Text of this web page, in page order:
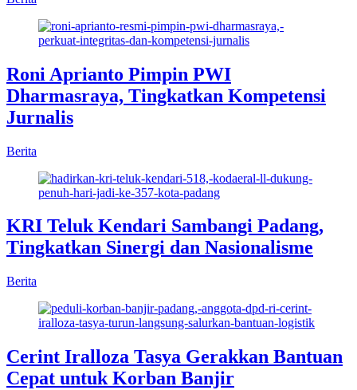
Roni Aprianto Pimpin PWI
Dharmasraya, Tingkatkan Kompetensi
Jurnalis
Berita
KRI Teluk Kendari Sambangi Padang,
Tingkatkan Sinergi dan Nasionalisme
Berita
Cerint Iralloza Tasya Gerakkan Bantuan
Cepat untuk Korban Banjir